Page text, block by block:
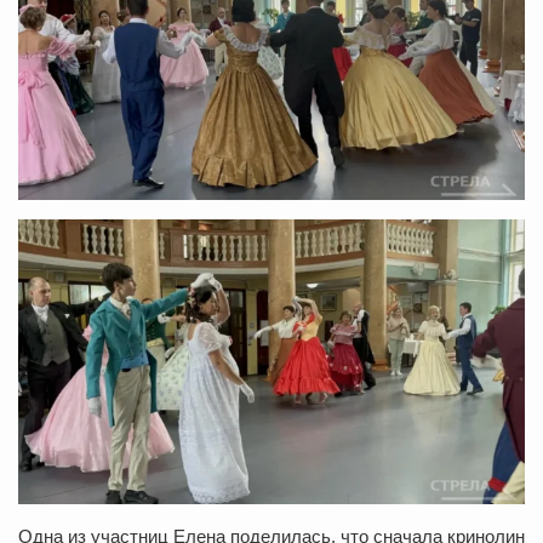
Одна из участниц Елена поделилась, что сначала кринолин